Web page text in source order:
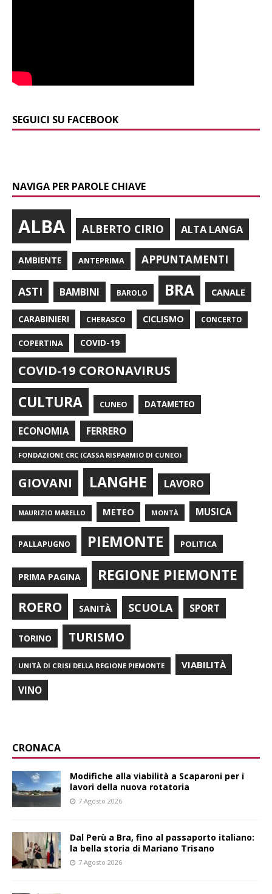
SEGUICI SU FACEBOOK
NAVIGA PER PAROLE CHIAVE
ALBA ALBERTO CIRIO ALTA LANGA
AMBIENTE ANTEPRIMA APPUNTAMENTI
ASTI BAMBINI BAROLO BRA CANALE
CARABINIERI CHERASCO CICLISMO CONCERTO
COPERTINA COVID-19
COVID-19 CORONAVIRUS
CULTURA CUNEO DATAMETEO
ECONOMIA FERRERO
FONDAZIONE CRC (CASSA RISPARMIO DI CUNEO)
GIOVANI LANGHE LAVORO
MAURIZIO MARELLO METEO MONTÀ MUSICA
PALLAPUGNO PIEMONTE POLITICA
PRIMA PAGINA REGIONE PIEMONTE
ROERO SANITÀ SCUOLA SPORT
TORINO TURISMO
UNITÀ DI CRISI DELLA REGIONE PIEMONTE VIABILITÀ
VINO
CRONACA
Modifiche alla viabilità a Scaparoni per i
lavori della nuova rotatoria
7 Agosto 2026
​Dal Perù a Bra, fino al passaporto italiano:
la bella storia di Mariano Trisano
7 Agosto 2026